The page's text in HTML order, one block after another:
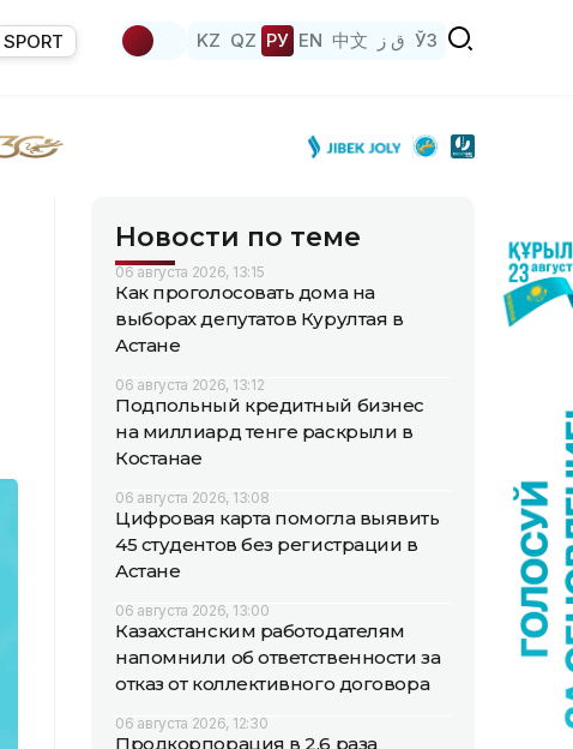
SPORT KZ QZ РУ EN 中文 ق ز ЎЗ
Новости по теме
06 августа 2026, 13:15
Как проголосовать дома на
выборах депутатов Курултая в
Астане
06 августа 2026, 13:12
Подпольный кредитный бизнес
на миллиард тенге раскрыли в
Костанае
06 августа 2026, 13:08
Цифровая карта помогла выявить
45 студентов без регистрации в
Астане
06 августа 2026, 13:00
Казахстанским работодателям
напомнили об ответственности за
отказ от коллективного договора
06 августа 2026, 12:30
Продкорпорация в 2,6 раза